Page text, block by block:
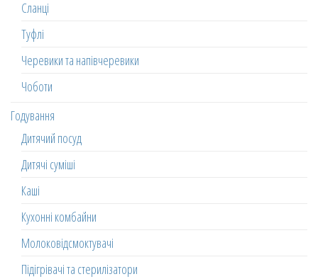
Сланці
Туфлі
Черевики та напівчеревики
Чоботи
Годування
Дитячий посуд
Дитячі суміші
Каші
Кухонні комбайни
Молоковідсмоктувачі
Підігрівачі та стерилізатори